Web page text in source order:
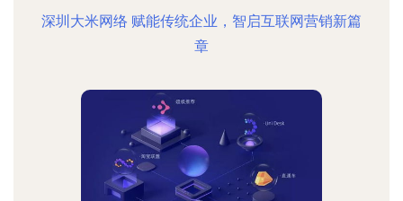
深圳大米网络 赋能传统企业，智启互联网营销新篇
章